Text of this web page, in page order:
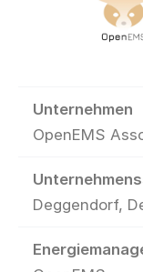
Unternehmen
OpenEMS
Deggendorf,